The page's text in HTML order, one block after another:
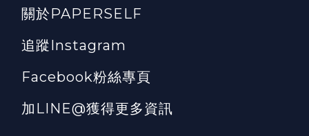
關於PAPERSELF
追蹤Instagram
Facebook粉絲專頁
加LINE@獲得更多資訊